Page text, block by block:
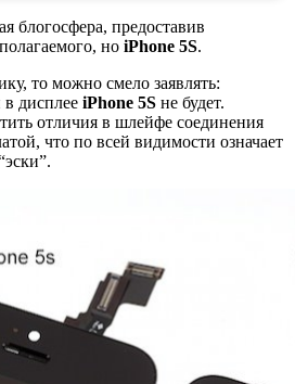
блогосфера, предоставив
но iPhone 5S.
то можно смело заявлять:
дисплее iPhone 5S не будет.
отличия в шлейфе соединения
что по всей видимости означает